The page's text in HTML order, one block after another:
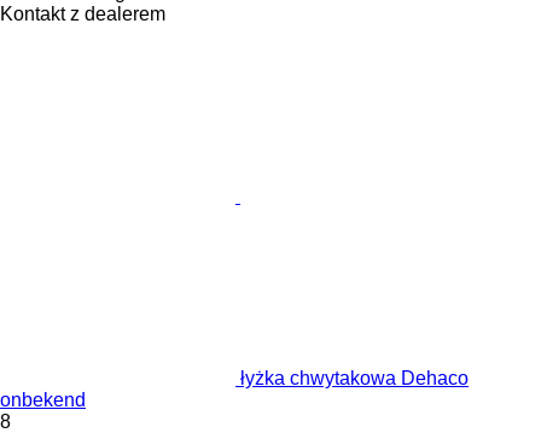
Kontakt z dealerem
łyżka chwytakowa Dehaco
onbekend
8